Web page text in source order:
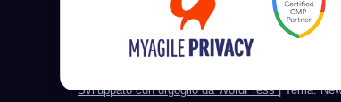
Sviluppato con orgoglio da WordPress|Tema: